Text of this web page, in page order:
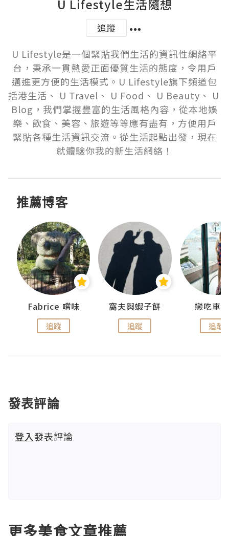
U Lifestyle生活隨想
追蹤
U Lifestyle是一個緊貼我們生活的資訊性網絡平
台，秉承一貫熱愛正面優質生活的態度，令用戶
邁進更方便的生活模式。U Lifestyle旗下頻道包
括港生活、 U Travel、 U Food、 U Beauty、 U
Blog，我們掌握豐富的生活風格內容，從本地娛
樂、飲食、美容、旅遊等等應有盡有，方便用戶
緊貼各種生活資訊交流。從生活起點出發，現在
就體驗你我的新生活網絡！
推薦博客
Fabrice 嚐味
追蹤
窩夫與蝦子餅
追蹤
戀吃車
追蹤
發表評論
登入發表評論
更多美食文章推薦